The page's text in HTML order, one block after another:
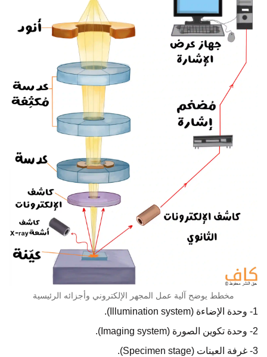
مخطط يوضح آلية عمل المجهر الإلكتروني وأجزائه الرئيسية
1- وحدة الإضاءة (Illumination system).
2- وحدة تكوين الصورة (Imaging system).
3- غرفة العينات (Specimen stage).